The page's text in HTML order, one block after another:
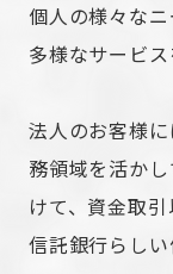
個人の様々な
多様なサービス
法人のお客様
務領域を活か
けて、資金取
信託銀行らしい